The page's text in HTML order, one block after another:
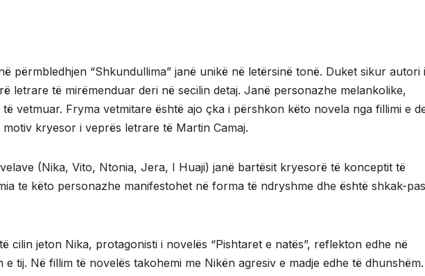
përmbledhjen “Shkundullima” janë unikë në letërsinë tonë. Duket sikur autori
letrare të mirëmenduar deri në secilin detaj. Janë personazhe melankolike,
të vetmuar. Fryma vetmitare është ajo çka i përshkon këto novela nga fillimi e
kryesor i veprës letrare të Martin Camaj.
(Nika, Vito, Ntonia, Jera, I Huaji) janë bartësit kryesorë të konceptit të
te këto personazhe manifestohet në forma të ndryshme dhe është shkak-
cilin jeton Nika, protagonisti i novelës “Pishtaret e natës”, reflekton edhe në
tij. Në fillim të novelës takohemi me Nikën agresiv e madje edhe të